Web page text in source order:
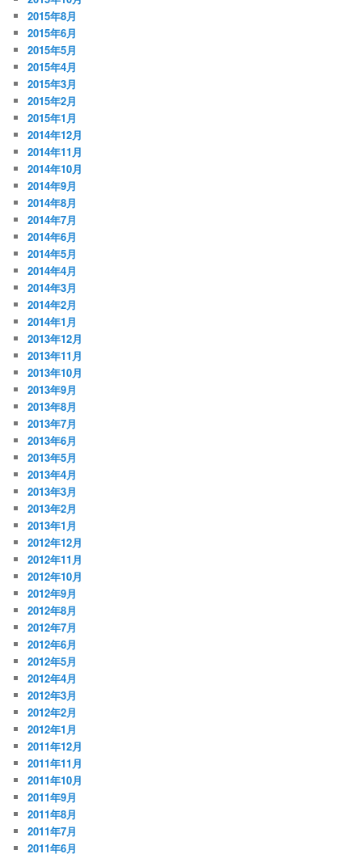
2015年8月
2015年6月
2015年5月
2015年4月
2015年3月
2015年2月
2015年1月
2014年12月
2014年11月
2014年10月
2014年9月
2014年8月
2014年7月
2014年6月
2014年5月
2014年4月
2014年3月
2014年2月
2014年1月
2013年12月
2013年11月
2013年10月
2013年9月
2013年8月
2013年7月
2013年6月
2013年5月
2013年4月
2013年3月
2013年2月
2013年1月
2012年12月
2012年11月
2012年10月
2012年9月
2012年8月
2012年7月
2012年6月
2012年5月
2012年4月
2012年3月
2012年2月
2012年1月
2011年12月
2011年11月
2011年10月
2011年9月
2011年8月
2011年7月
2011年6月